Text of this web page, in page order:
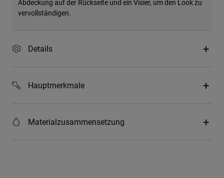
Abdeckung auf der Rückseite und ein Visier, um den Look zu
vervollständigen.
Details
Hauptmerkmale
Materialzusammensetzung